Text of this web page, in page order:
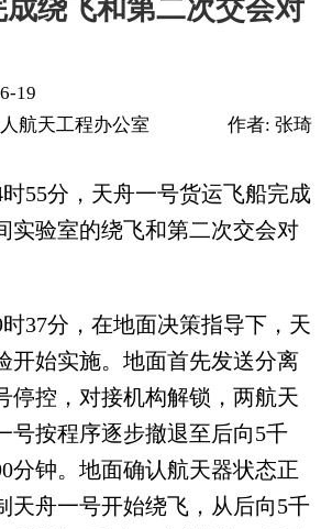
绕飞和第二次交会对
19
航天工程办公室 作者:张琦
时55分，天舟一号货运飞船完成
实验室的绕飞和第二次交会对
时37分，在地面决策指导下，天
开始实施。地面首先发送分离
停控，对接机构解锁，两航天
号按程序逐步撤退至后向5千
分钟。地面确认航天器状态正
天舟一号开始绕飞，从后向5千